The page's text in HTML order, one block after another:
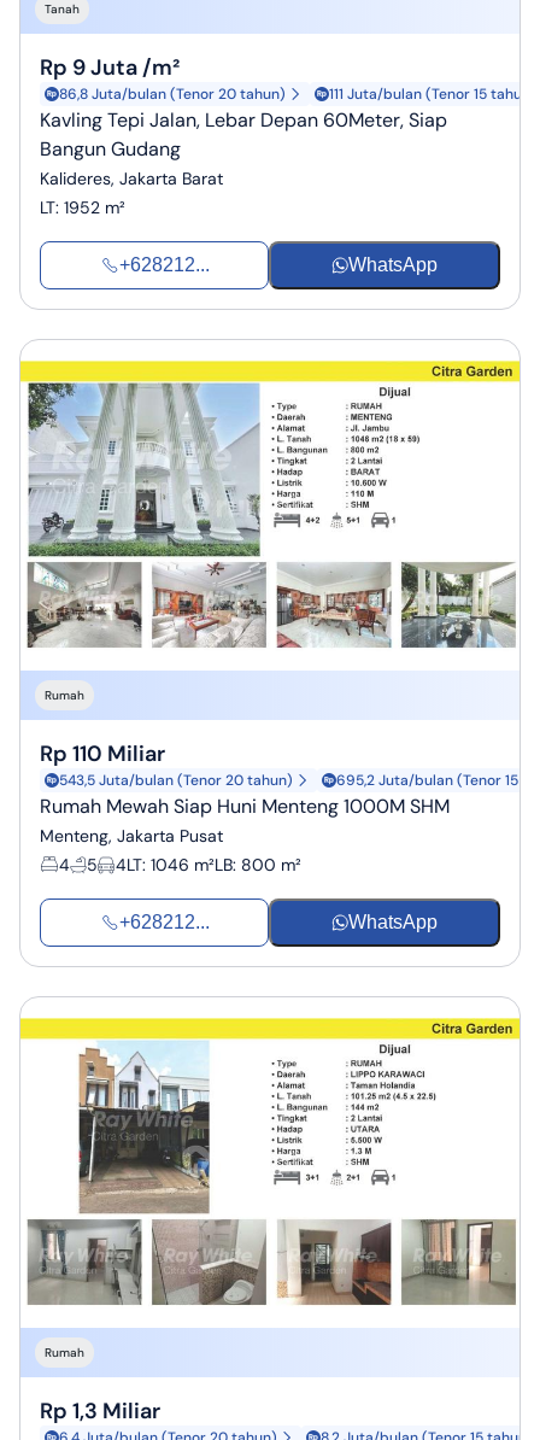
Tanah
Rp 9 Juta /m²
86,8 Juta/bulan (Tenor 20 tahun) 111 Juta/bulan (Tenor 15 tahun)
Kavling Tepi Jalan, Lebar Depan 60Meter, Siap
Bangun Gudang
Kalideres, Jakarta Barat
LT: 1952 m²
+628212... WhatsApp
Rumah
Rp 110 Miliar
543,5 Juta/bulan (Tenor 20 tahun) 695,2 Juta/bulan (Tenor 15
Rumah Mewah Siap Huni Menteng 1000M SHM
Menteng, Jakarta Pusat
4
5 4LT: 1046 m²LB: 800 m²
+628212... WhatsApp
Rumah
Rp 1,3 Miliar